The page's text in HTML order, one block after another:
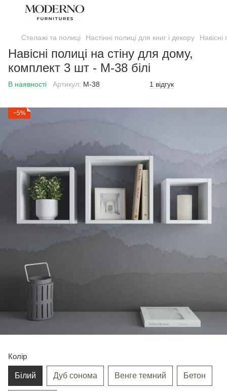
Стелажі та полиці Настінні полиці для книг і декору
Навісні полиці на стіну для дому,
комплект 3 шт - M-38 білі
В наявності Артикул: М-38 1 відгук
−5%
Колір
Білий Дуб сонома Венге темний Бетон